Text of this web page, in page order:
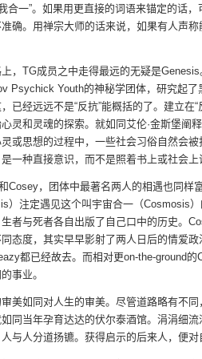
合一”。如果用更直接的词语来锚定的话
确。用禅宗大师的话来说，如果有人声
，TG成员之中走得最远的无疑是
Psychick Youth的神秘学团体，研究起
已经远远不是“反抗”能概括的了。建立在
灵和灵魂的探索。就如同艾伦·金斯堡阐
或思想的过程中，一些社会习俗自然会
一种直接意识，而不是照着书上或社会上
Cosey，团体中最著名两人的相遇也同样
）注定遇见这个叫宇宙合一（Cosmosis
者与死者各自出版了自己口中的历史。
态度，其实早早影射了两人日后的情爱
都已经故去。而相对更on-the-ground
事业。
美如同对人生的审美。尽管道路略有不
同当年孕育达达的伏尔泰酒馆。涓涓细
与人分道扬镳。获得启示的后来人，便对